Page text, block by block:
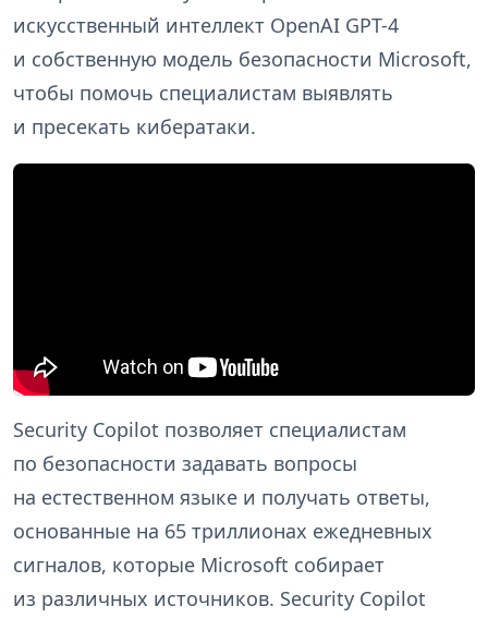
искусственный интеллект OpenAI GPT-4
и собственную модель безопасности Microsoft,
чтобы помочь специалистам выявлять
и пресекать кибератаки.
Security Copilot позволяет специалистам
по безопасности задавать вопросы
на естественном языке и получать ответы,
основанные на 65 триллионах ежедневных
сигналов, которые Microsoft собирает
из различных источников. Security Copilot